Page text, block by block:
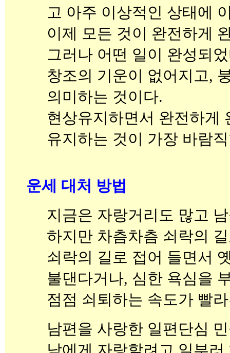
고 아주 이상적인 상태에
이제 모든 것이 완전하게
그러나 어떤 일이 완성되
창조의 기운이 없어지고,
의미하는 것이다.
현상유지하면서 완전하게
유지하는 것이 가장 바람
운세 대처 방법
지금은 자랑거리도 많고
하지만 차츰차츰 쇠락의
쇠락의 길로 접어 들면서
불댄다거나, 심한 욕심을
점점 쇠퇴하는 속도가 빨
남편을 사랑한 일편단심